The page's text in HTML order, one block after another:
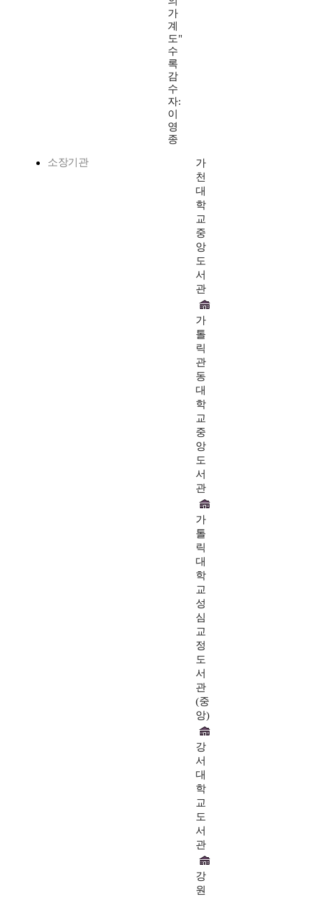
가
계
도"
수
록
감
수
자:
이
영
종
소장기관
가
천
대
학
교
중
앙
도
서
관
가
톨
릭
관
동
대
학
교
중
앙
도
서
관
가
톨
릭
대
학
교
성
심
교
정
도
서
관
(중
앙)
강
서
대
학
교
도
서
관
강
원